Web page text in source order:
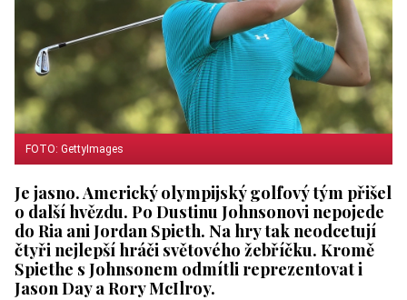
FOTO: GettyImages
Je jasno. Americký olympijský golfový tým přišel
o další hvězdu. Po Dustinu Johnsonovi nepojede
do Ria ani Jordan Spieth. Na hry tak neodcetují
čtyři nejlepší hráči světového žebříčku. Kromě
Spiethe s Johnsonem odmítli reprezentovat i
Jason Day a Rory McIlroy.